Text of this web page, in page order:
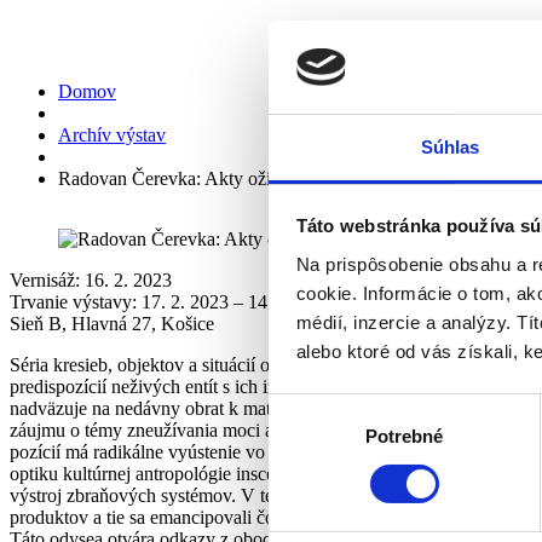
Súhlas
Táto webstránka používa
Na prispôsobenie obsahu a
cookie. Informácie o tom,
médií, inzercie a analýzy.
alebo ktoré od vás získali,
Výber
súhlasu
Potrebné
Domov
Archív výstav
Radovan Čerevka: Akty oživenia – Fakty skepsy
Vernisáž: 16. 2. 2023
Trvanie výstavy: 17. 2. 2023 – 14. 5. 2023
Sieň B, Hlavná 27, Košice
Séria kresieb, objektov a situácií otvára možnosti romantizmu,
predispozícií neživých entít s ich imanentnou hodnotou, ktorú sa
nadväzuje na nedávny obrat k materiálnym sochárskym postupom a
záujmu o témy zneužívania moci a vojenských konfliktov. Neustála
pozícií má radikálne vyústenie vo vojenských technológiách
optiku kultúrnej antropológie inscenuje autor celý rad objektov, od
výstroj zbraňových systémov. V tejto situácii živé a ľudské ustupuje
produktov a tie sa emancipovali čoby hlavné entity „príbehu“, v